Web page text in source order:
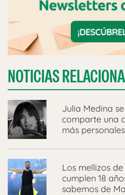
NOTICIAS
Julia Medina se
comparte una
más
Los mellizos
cumplen 18
sabemos de